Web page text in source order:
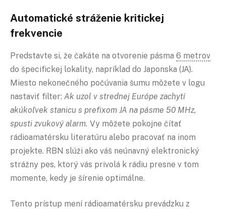
Automatické stráženie kritickej
frekvencie
Predstavte si, že čakáte na otvorenie pásma 6 metrov
do špecifickej lokality, napríklad do Japonska (JA).
Miesto nekonečného počúvania šumu môžete v logu
nastaviť filter: Ak uzol v strednej Európe zachytí
akúkoľvek stanicu s prefixom JA na pásme 50 MHz,
spusti zvukový alarm. Vy môžete pokojne čítať
rádioamatérsku literatúru alebo pracovať na inom
projekte. RBN slúži ako váš neúnavný elektronický
strážny pes, ktorý vás privolá k rádiu presne v tom
momente, kedy je šírenie optimálne.
Tento prístup mení rádioamatérsku prevádzku z